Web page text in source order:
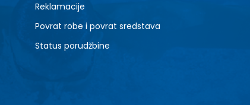
Reklamacije
Povrat robe i povrat sredstava
Status porudžbine